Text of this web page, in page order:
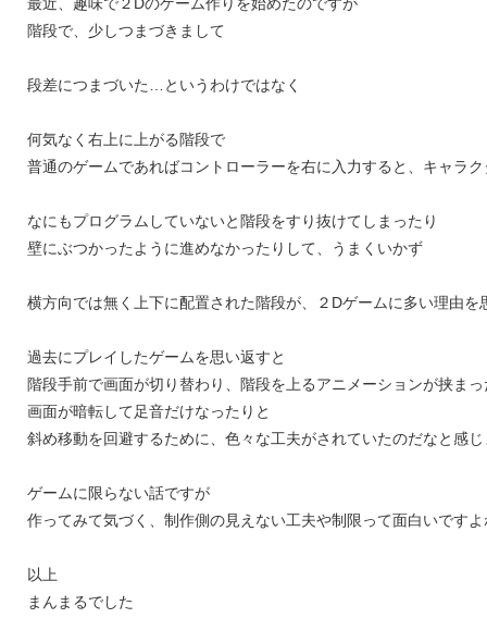
階段で、少しつまづきまして
段差につまづいた…というわけではなく
何気なく右上に上がる階段で
普通のゲームであればコントローラーを右に入力すると、キャラ
なにもプログラムしていないと階段をすり抜けてしまったり
壁にぶつかったように進めなかったりして、うまくいかず
横方向では無く上下に配置された階段が、２Dゲームに多い理由を
過去にプレイしたゲームを思い返すと
階段手前で画面が切り替わり、階段を上るアニメーションが挟まっ
画面が暗転して足音だけなったりと
斜め移動を回避するために、色々な工夫がされていたのだなと感
ゲームに限らない話ですが
作ってみて気づく、制作側の見えない工夫や制限って面白いですよ
以上
まんまるでした